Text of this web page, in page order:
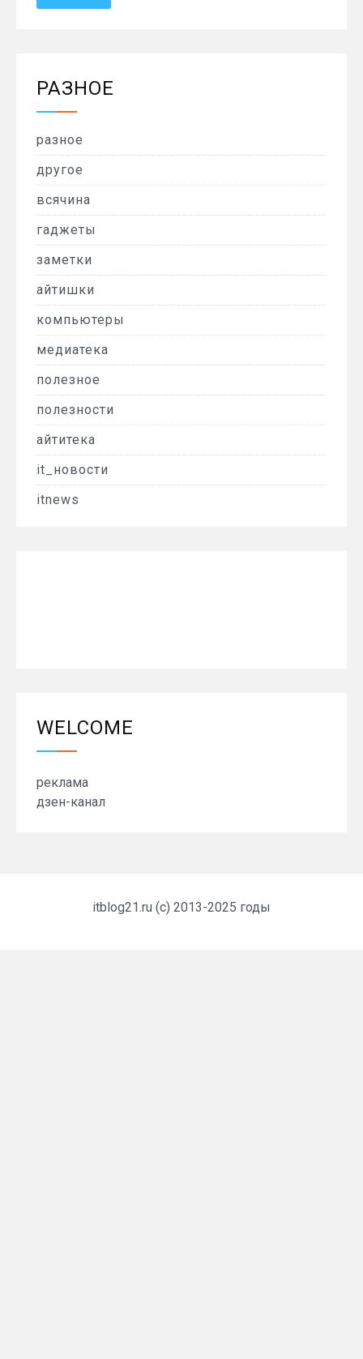
РАЗНОЕ
разное
другое
всячина
гаджеты
заметки
айтишки
компьютеры
медиатека
полезное
полезности
айтитека
it_новости
itnews
WELCOME
реклама
дзен-канал
itblog21.ru (c) 2013-2025 годы